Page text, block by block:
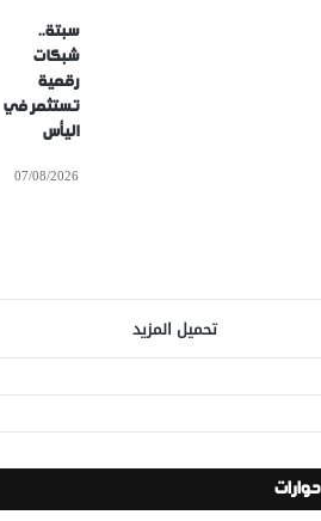
سبتة..
شبكات
رقمية
تستثمر في
اليأس
07/08/2026
تحميل المزيد
حوارات